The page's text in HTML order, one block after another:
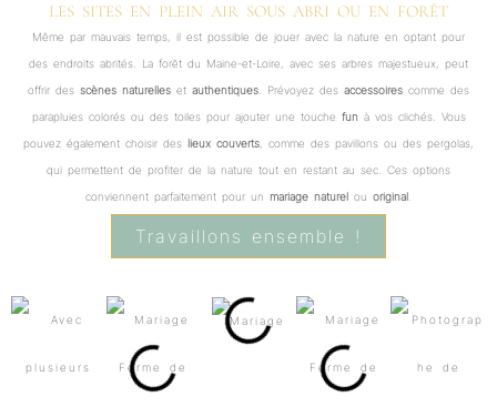
LES SITES EN PLEIN AIR SOUS ABRI OU EN FORÊT
Même par mauvais temps, il est possible de jouer avec la nature en optant pour
des endroits abrités. La forêt du Maine-et-Loire, avec ses arbres majestueux, peut
offrir des scènes naturelles et authentiques . Prévoyez des accessoires comme des
parapluies colorés ou des toiles pour ajouter une touche funà vos clichés. Vous
pouvez également choisir des lieux couverts , comme des pavillons ou des pergolas,
qui permettent de profiter de la nature tout en restant au sec. Ces options
conviennent parfaitement pour un mariage naturel ou original
Travaillons ensemble !